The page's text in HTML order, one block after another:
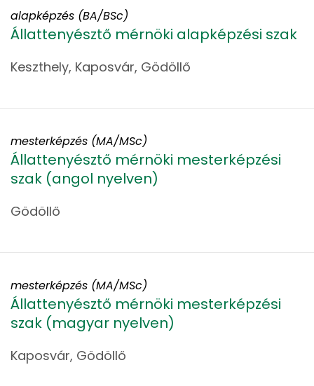
Állattenyésztő mérnöki alapképzési szak
Keszthely, Kaposvár, Gödöllő
alapképzés (BA/BSc)
Állattenyésztő mérnöki mesterképzési
szak (angol nyelven)
Gödöllő
mesterképzés (MA/MSc)
Állattenyésztő mérnöki mesterképzési
szak (magyar nyelven)
Kaposvár, Gödöllő
mesterképzés (MA/MSc)